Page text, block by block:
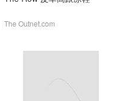
The Outnet.com